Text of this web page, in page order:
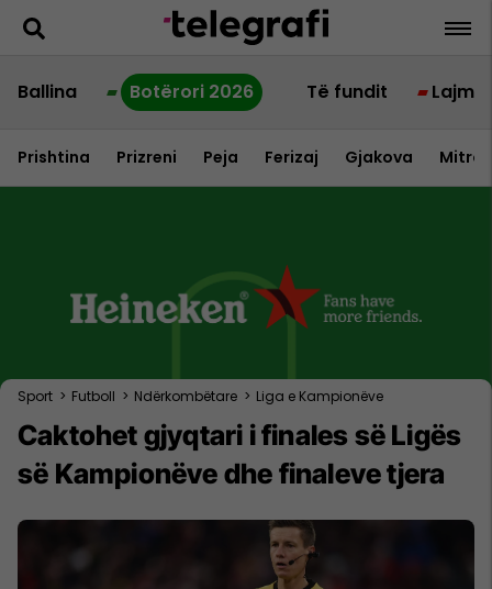
Ballina Botërori 2026 Të fundit Lajme
Prishtina Prizreni Peja Ferizaj Gjakova
Sport > Futboll > Ndërkombëtare > Liga e Kampionëve
Caktohet gjyqtari i finales së Ligës
së Kampionëve dhe finaleve tjera